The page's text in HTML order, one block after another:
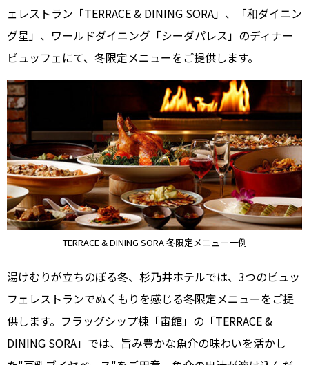
ェレストラン「TERRACE & DINING SORA」、「和ダイニン
グ星」、ワールドダイニング「シーダパレス」のディナー
ビュッフェにて、冬限定メニューをご提供します。
TERRACE & DINING SORA 冬限定メニュー一例
湯けむりが立ちのぼる冬、杉乃井ホテルでは、3つのビュッ
フェレストランでぬくもりを感じる冬限定メニューをご提
供します。フラッグシップ棟「宙館」の「TERRACE &
DINING SORA」では、旨み豊かな魚介の味わいを活かし